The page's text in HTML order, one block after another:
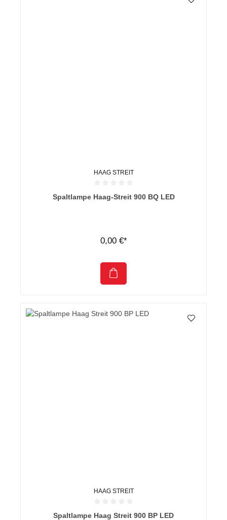
HAAG STREIT
Durchschnittliche Bewertung von 0 von 5 Sternen
Spaltlampe Haag-Streit 900 BQ LED
0,00 €*
HAAG STREIT
Durchschnittliche Bewertung von 0 von 5 Sternen
Spaltlampe Haag Streit 900 BP LED